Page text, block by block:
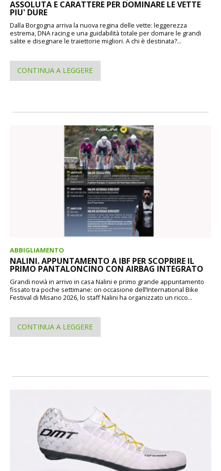
ASSOLUTA E CARATTERE PER DOMINARE LE VETTE
PIU' DURE
Dalla Borgogna arriva la nuova regina delle vette: leggerezza
estrema, DNA racing e una guidabilità totale per domare le grandi
salite e disegnare le traiettorie migliori. A chi è destinata?...
CONTINUA A LEGGERE
ABBIGLIAMENTO
NALINI. APPUNTAMENTO A IBF PER SCOPRIRE IL
PRIMO PANTALONCINO CON AIRBAG INTEGRATO
Grandi novià in arrivo in casa Nalini e primo grande appuntamento
fissato tra poche settimane: on occasione dell’International Bike
Festival di Misano 2026, lo staff Nalini ha organizzato un ricco...
CONTINUA A LEGGERE